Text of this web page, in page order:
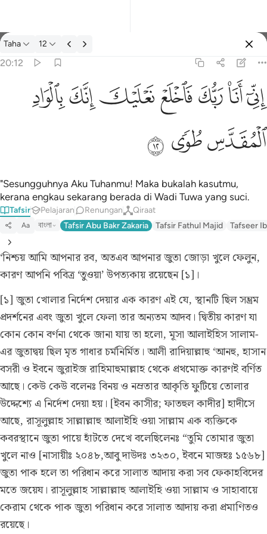
Tafsir: Taha 20:12
Taha 12
20:12
اني انا ربك فاخلع نعليك انك بالواد المقدس طوى ١٢
إِنِّىٓ أَنَا۠ رَبُّكَ فَٱخْلَعْ نَعْلَيْكَ ۖ إِنَّكَ بِٱلْوَادِ ٱلْمُقَدَّسِ طُوًۭى ١٢
ﲺﲻﲼﲽﲾﲿﳀ
ﳁﳂ ﳃ
"Sesungguhnya Aku Tuhanmu! Maka bukalah kasutmu,
kerana engkau sekarang berada di Wadi Tuwa yang suci.
Tafsir Pelajaran Renungan Qiraat
Aa বাংলা Tafsir Abu Bakr Zakaria Tafsir Fathul Majid Tafseer
‘নিশ্চয় আমি আপনার রব, অতএব আপনার জুতা জোড়া খুলে ফেলুন,
কারণ আপনি পবিত্র ‘তুওয়া’ উপত্যকায় রয়েছেন [১]।
[১] জুতা খোলার নির্দেশ দেয়ার এক কারণ এই যে, স্থানটি ছিল সম্ভ্রম
প্রদর্শনের এবং জুতা খুলে ফেলা তার অন্যতম আদব। দ্বিতীয় কারণ যা
কোন কোন বর্ণনা থেকে জানা যায় তা হলো, মূসা আলাইহিস সালাম-
এর জুতাদ্বয় ছিল মৃত গাধার চর্মনির্মিত। আলী রাদিয়াল্লাহু ‘আনহু, হাসান
বসরী ও ইবনে জুরাইজ রাহিমাহুমাল্লাহ থেকে প্রথমোক্ত কারণই বর্ণিত
আছে। কেউ কেউ বলেনঃ বিনয় ও নম্রতার আকৃতি ফুটিয়ে তোলার
উদ্দেশ্যে এ নির্দেশ দেয়া হয়। [ইবন কাসীর; ফাতহুল কাদীর] হাদীসে
আছে, রাসূলুল্লাহ সাল্লাল্লাহু আলাইহি ওয়া সাল্লাম এক ব্যক্তিকে
কবরস্থানে জুতা পায়ে হাঁটতে দেখে বলেছিলেনঃ “তুমি তোমার জুতা
খুলে নাও [নাসায়ীঃ ২০৪৮,আবু দাউদঃ ৩২৩০, ইবনে মাজহঃ ১৫৬৮]
জুতা পাক হলে তা পরিধান করে সালাত আদায় করা সব ফেকাহবিদের
মতে জয়েয। রাসূলুল্লাহ সাল্লাল্লাহু আলাইহি ওয়া সাল্লাম ও সাহাবায়ে
কেরাম থেকে পাক জুতা পরিধান করে সালাত আদায় করা প্রমাণিতও
রয়েছে।